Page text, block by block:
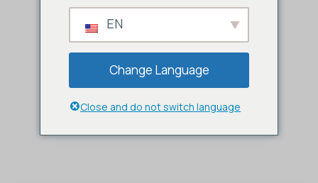
EN
Change Language
Close and do not switch language